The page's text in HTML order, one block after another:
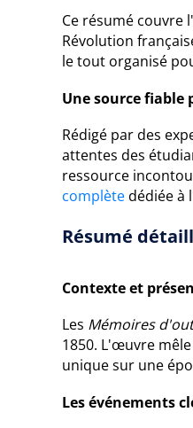
Ce résumé couvre
Révolution
le tout organisé
Une source fiable
Rédigé par des
attentes des
ressource
complètedédiée à
Résumé
Contexte et
Les Mémoires
1850. L'œuvre
unique sur une
Les événements